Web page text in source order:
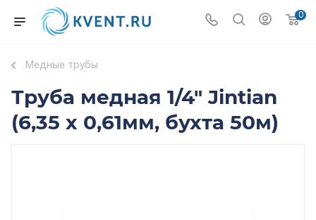
0
Медные трубы
Труба медная 1/4" Jintian
(6,35 х 0,61мм, бухта 50м)